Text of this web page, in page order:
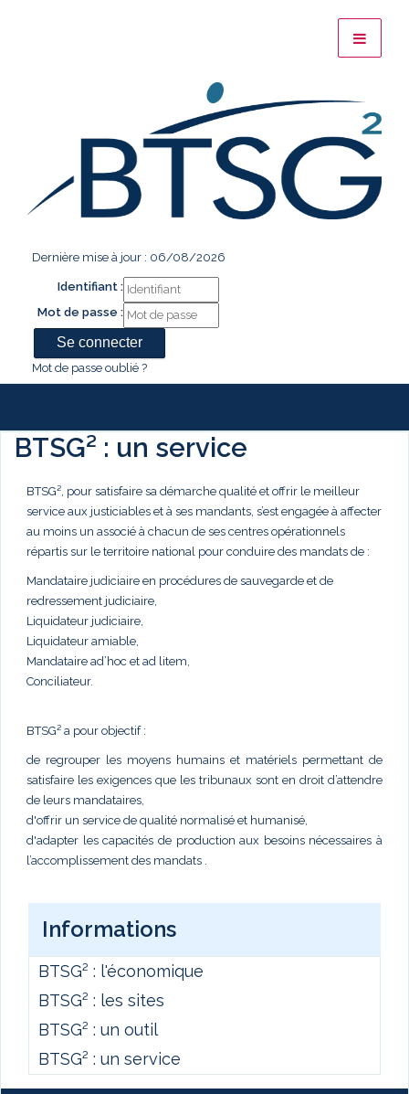
Dernière mise à jour : 06/08/2026
Identifiant :
Mot de passe :
Mot de passe oublié ?
BTSG² : un service
BTSG², pour satisfaire sa démarche qualité et offrir le meilleur
service aux justiciables et à ses mandants, s’est engagée à affecter
au moins un associé à chacun de ses centres opérationnels
répartis sur le territoire national pour conduire des mandats de :
Mandataire judiciaire en procédures de sauvegarde et de
redressement judiciaire,
Liquidateur judiciaire,
Liquidateur amiable,
Mandataire ad’hoc et ad litem,
Conciliateur.
BTSG² a pour objectif :
de regrouper les moyens humains et matériels permettant de
satisfaire les exigences que les tribunaux sont en droit d’attendre
de leurs mandataires,
d'offrir un service de qualité normalisé et humanisé,
d'adapter les capacités de production aux besoins nécessaires à
l’accomplissement des mandats .
Informations
BTSG² : l'économique
BTSG² : les sites
BTSG² : un outil
BTSG² : un service